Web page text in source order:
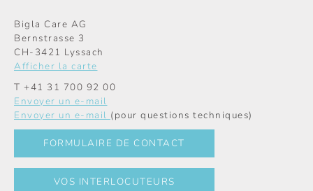
Bigla Care AG
Bernstrasse 3
CH-3421 Lyssach
Afficher la carte
T +41 31 700 92 00
Envoyer un e-mail
Envoyer un e-mail (pour questions techniques)
FORMULAIRE DE CONTACT
VOS INTERLOCUTEURS